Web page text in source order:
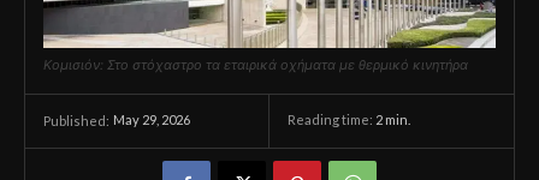
Κομισιόν: Στο στόχαστρο τα εταιρικά οχήματα με θερμικό κινητήρα
Published: May 29, 2026 Reading time: 2 min.